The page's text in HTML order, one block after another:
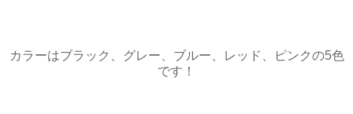
カラーはブラック、グレー、ブルー、レッド、ピンクの5色
です！